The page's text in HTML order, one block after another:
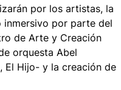
por los artistas, la
inmersivo por parte del
de Arte y Creación
orquesta Abel
El Hijo- y la creación de